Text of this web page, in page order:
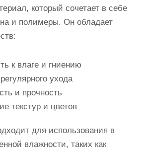
который сочетает в себе
и полимеры. Он обладает
к влаге и гниению
ухода
и прочность
текстур и цветов
для использования в
влажности, таких как